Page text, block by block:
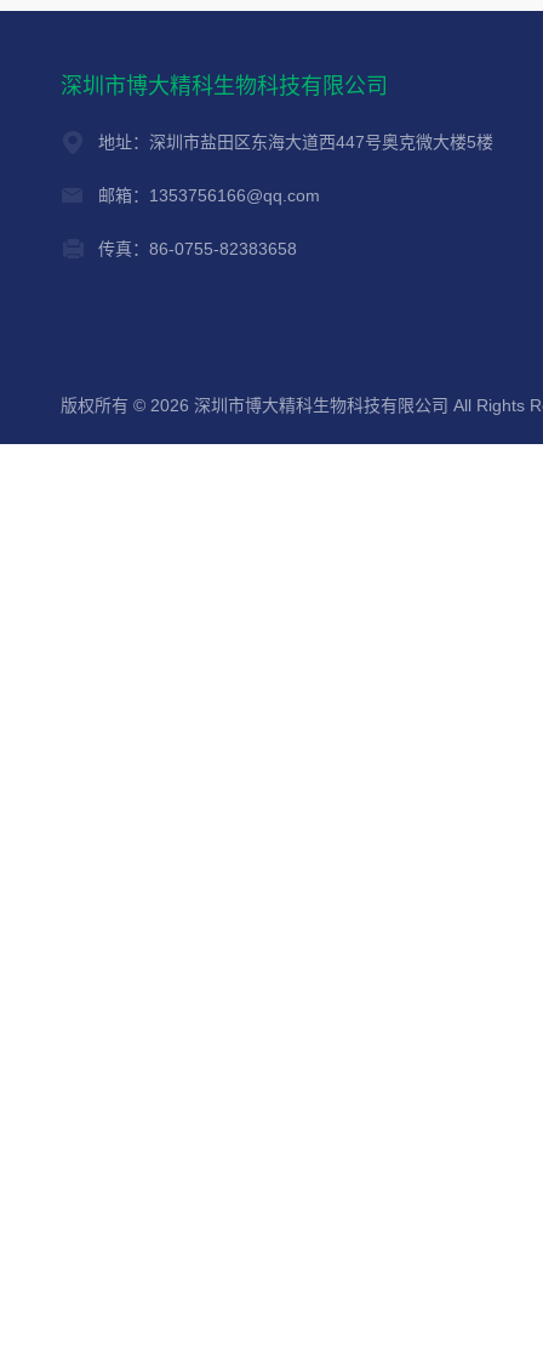
深圳市博大精科生物科技有限公司
地址：深圳市盐田区东海大道西447号奥克微大楼5楼
邮箱：1353756166@qq.com
传真：86-0755-82383658
版权所有 © 2026 深圳市博大精科生物科技有限公司 All Rights